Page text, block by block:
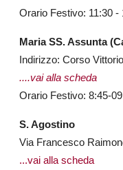
Orario Festivo: 11:30 -
Maria SS. Assunta
Indirizzo: Corso
....vai alla scheda
Orario Festivo: 8:45-
S. Agostino
Via Francesco
...vai alla scheda